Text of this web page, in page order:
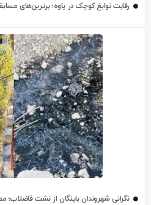
رقابت نوابغ کوچک در پاوه؛ برترین‌های
نگرانی شهروندان باینگان از نشت فاضلاب؛